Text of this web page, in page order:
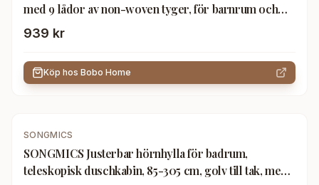
med 9 lådor av non-woven tyger, för barnrum och
lekrum, Rymlig, 29,5 x 62,5 x 60 cm, Molnvit
939 kr
Köp hos Bobo Home
SONGMICS
SONGMICS Justerbar hörnhylla för badrum,
teleskopisk duschkabin, 85-305 cm, golv till tak, med